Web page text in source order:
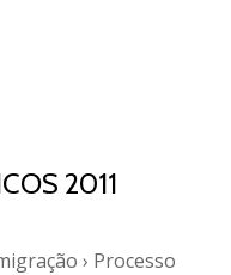
2011
› Processo